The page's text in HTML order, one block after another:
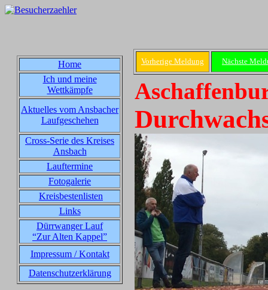
Home
Ich und meine
Wettkämpfe
Aktuelles vom Ansbacher
Laufgeschehen
Cross-Serie des Kreises
Ansbach
Lauftermine
Fotogalerie
Kreisbestenlisten
Links
Dürrwanger Lauf
“Zur Alten Kappel”
Impressum / Kontakt
Datenschutzerklärung
Vorherige Meldung Nächste